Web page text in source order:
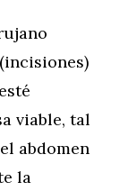
viable, tal
abdomen
la